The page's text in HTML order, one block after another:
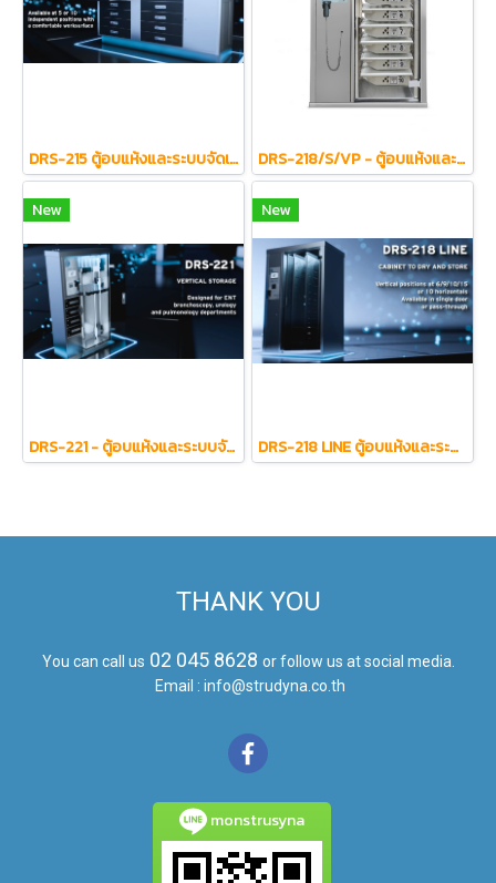
DRS-215 ตู้อบแห้งและระบบจัดเก็บกล้องเอนโดสโคปแบบแนวนอน (จัดเก็บในลิ้นชักพิเศษ) DRS-218/S/VP - ตู้อบแห้งและระบบจัดเก็บกล้องเอนโดสโคปแบบแนวนอน (จัดเก็บในลิ้นชักพิเศษ)
New
DRS-221 - ตู้อบแห้งและระบบจัดเก็บกล้องเอนโดสโคปแนวตั้ง สำหรับแผนกหู คอ จมูก
New
DRS-218 LINE ตู้อบแห้งและระบบจัดเก็บกล้องเอนโดสโคปแบบแนวตั้ง (จัดเก็บกล้องเอนโดสโคปได้ 6/9/10/15/18 ตัว)
THANK YOU
You can call us 02 045 8628 or follow us at social media.
Email : info@strudyna.co.th
monstrusyna